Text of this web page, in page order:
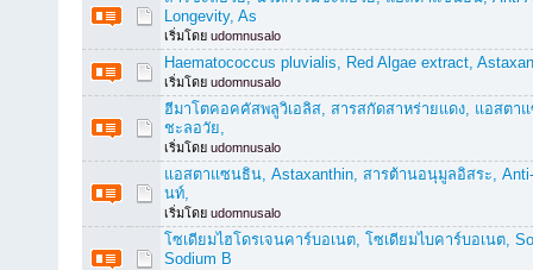
Longevity, As
เริ่มโดย udomnusalo
Haematococcus pluvialis, Red Algae extract,
เริ่มโดย udomnusalo
ฮีมาโตคอคคัสพลูวิเอลิส, สารสกัดสาหร่ายแดง, แอสตา
ชะลอวัย,
เริ่มโดย udomnusalo
แอสตาแซนธิน, Astaxanthin, สารต้านอนุมูลอิสระ,
นท์,
เริ่มโดย udomnusalo
โซเดียมไฮโดรเจนคาร์บอเนต, โซเดียมไบคาร์บอเนต,
Sodium B